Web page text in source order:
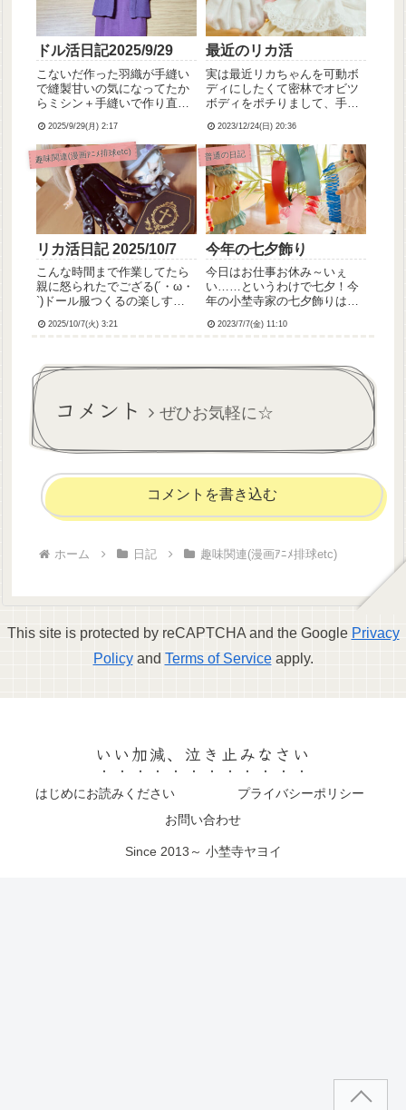
ドル活日記2025/9/29
こないだ作った羽織が手縫い
で縫製甘いの気になってたか
らミシン＋手縫いで作り直し
成しました(｀・ω・´)型紙と
作り方は同じくBOOTHよりぷ
ちっとハウス・えぬ様です。
≫着物と羽織の型紙重ねると
こんな感じです～(サイズ...
2025/9/29(月) 2:17
最近のリカ活
実は最近リカちゃんを可動ボ
ディにしたくて密林でオビツ
ボディをポチりまして、手持
子だけだけど自由にポーズを
とれるようになりました！写
真向かって左のうさ耳の茶髪
の子が、可動域あるにはある
けどとれるポーズに制約があ
る既存...
2023/12/24(日) 20:36
趣味関連(漫画ｱﾆﾒ排球etc)
リカ活日記 2025/10/7
こんな時間まで作業してたら
親に怒られたでござる(´・ω・
`)ドール服つくるの楽しすぎ
ヨ←とりまアースラ様コスリ
い楽しかったんだけどパール
縫いつけるの苦行でした写...
2025/10/7(火) 3:21
普通の日記
今年の七夕飾り
今日はお仕事お休み～いぇ
い……というわけで七夕！今
年の小埜寺家の七夕飾りはり
飾りと、天の川ちまちま頑張
とちゃんと仕事できるように
進いたし...
2023/7/7(金) 11:10
コメント ぜひお気軽に☆
コメントを書き込む
ホーム 日記 趣味関連(漫画ｱﾆﾒ排球etc)
This site is protected by reCAPTCHA and the Google Privacy
Policyand Terms of Serviceapply.
いい加減、泣き止みなさい
はじめにお読みください
プライバシーポリシー
お問い合わせ
Since 2013～ 小埜寺ヤヨイ